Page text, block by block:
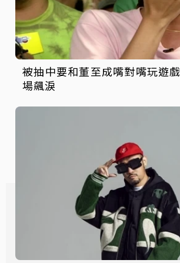
被抽中要和董至成嘴對嘴玩遊戲 女星嚇到當
場飆淚